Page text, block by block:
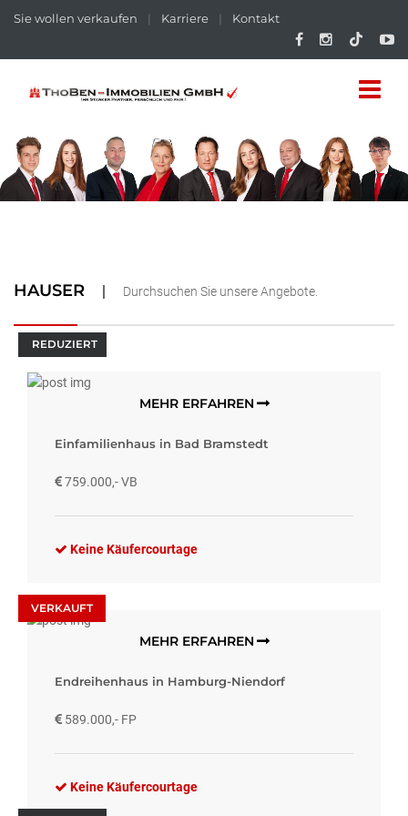
Sie wollen verkaufen | Karriere | Kontakt
HAUSER Durchsuchen Sie unsere Angebote.
REDUZIERT
MEHR ERFAHREN
Einfamilienhaus in Bad Bramstedt
759.000,- VB
Keine Käufercourtage
VERKAUFT
MEHR ERFAHREN
Endreihenhaus in Hamburg-Niendorf
589.000,- FP
Keine Käufercourtage